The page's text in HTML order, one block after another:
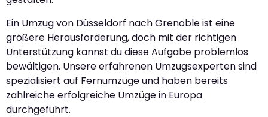
Ein Umzug von Düsseldorf nach Grenoble ist eine
größere Herausforderung, doch mit der richtigen
Unterstützung kannst du diese Aufgabe problemlos
bewältigen. Unsere erfahrenen Umzugsexperten sind
spezialisiert auf Fernumzüge und haben bereits
zahlreiche erfolgreiche Umzüge in Europa
durchgeführt.